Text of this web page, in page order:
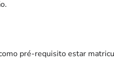
pré-requisito estar